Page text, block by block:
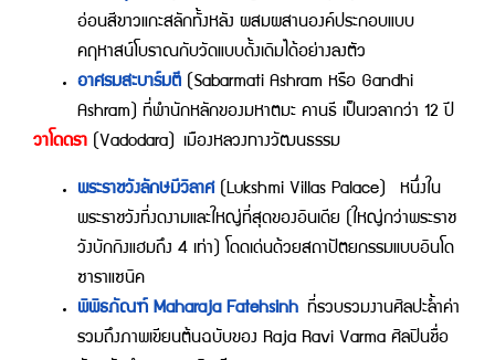
อ่อนสีขาวแกะสลักทั้งหลัง ผสมผสานองค์ประกอบแบบ
คฤหาสน์โบราณกับวัดแบบดั้งเดิมได้อย่างลงตัว
อาศรมสะบาร์มตี (Sabarmati Ashram หรือ Gandhi
Ashram) ที่พำนักหลักของมหาตมะ คานธี เป็นเวลากว่า 12 ปี
วาโดดรา (Vadodara) เมืองหลวงทางวัฒนธรรม
พระราชวังลักษมีวิลาศ (Lukshmi Villas Palace)
หนึ่งใน
พระราชวังที่งดงามและใหญ่ที่สุดของอินเดีย (ใหญ่กว่าพระราช
วังบักกิงแฮมถึง 4 เท่า) โดดเด่นด้วยสถาปัตยกรรมแบบอินโด
ซาราแซนิค
พิพิธภัณฑ์ Maharaja Fatehsinh ที่รวบรวมงานศิลปะล้ำค่า
รวมถึงภาพเขียนต้นฉบับของ Raja Ravi Varma ศิลปินชื่อ